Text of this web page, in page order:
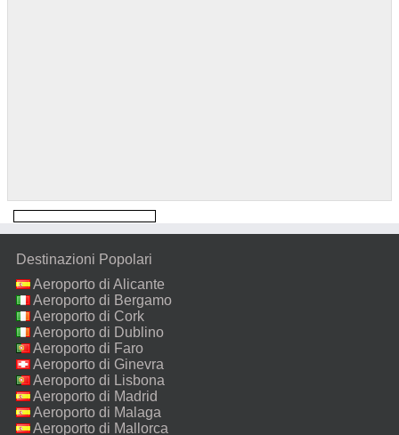
Destinazioni Popolari
Aeroporto di Alicante
Aeroporto di Bergamo
Aeroporto di Cork
Aeroporto di Dublino
Aeroporto di Faro
Aeroporto di Ginevra
Aeroporto di Lisbona
Aeroporto di Madrid
Aeroporto di Malaga
Aeroporto di Mallorca